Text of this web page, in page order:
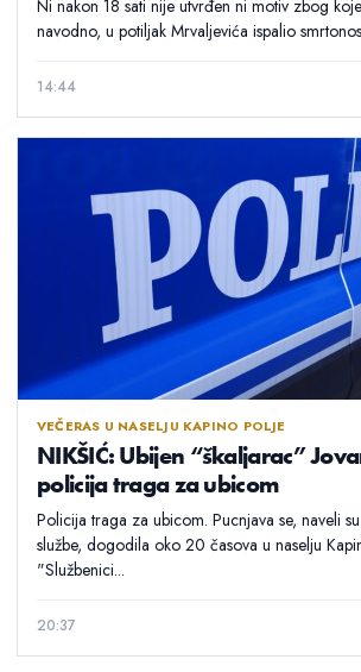
Ni nakon 18 sati nije utvrđen ni motiv zbog
navodno, u potiljak Mrvaljevića ispalio
14:44
VEČERAS U NASELJU KAPINO POLJE
NIKŠIĆ: Ubijen “škaljarac”
policija traga za ubicom
Policija traga za ubicom. Pucnjava se, naveli
službe, dogodila oko 20 časova u naselju
"Službenici...
20:37